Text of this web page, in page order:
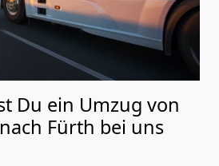
Du ein Umzug von
Fürth bei uns